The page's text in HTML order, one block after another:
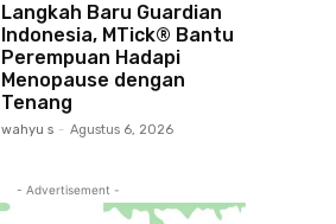
Langkah Baru Guardian
Indonesia, MTick® Bantu
Perempuan Hadapi
Menopause dengan
Tenang
wahyu s - Agustus 6, 2026
- Advertisement -